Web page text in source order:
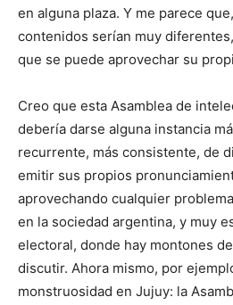
en alguna plaza. Y me parece
contenidos serían muy
que se puede aprovechar su
Creo que esta Asamblea de
debería darse alguna instancia
recurrente, más consistente, de
emitir sus propios
aprovechando cualquier
en la sociedad argentina, y muy
electoral, donde hay montones
discutir. Ahora mismo, por
monstruosidad en Jujuy: la